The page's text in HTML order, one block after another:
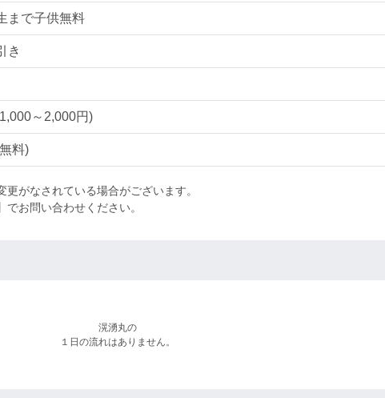
まで子供無料
き
～2,000円)
料)
がなされている場合がございます。
お問い合わせください。
滉湧丸の
１日の流れはありません。